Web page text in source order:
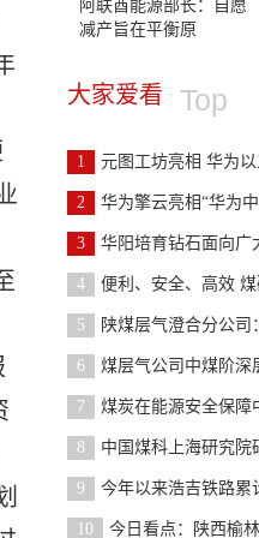
阿联酋能源部长：自愿
减产旨在平衡原
大家爱看 Top
1 元图工坊亮相 华为以三
2 华为擎云亮相“华为中国
3 华阳培育钻石面向广大
4 便利、安全、高效 煤矿
5 陕煤层气澄合分公司：
6 煤层气公司中煤阶深
7 煤炭在能源安全保障
8 中国煤科上海研究院研
9 今年以来浩吉铁路累
10 今日看点：陕西榆林市